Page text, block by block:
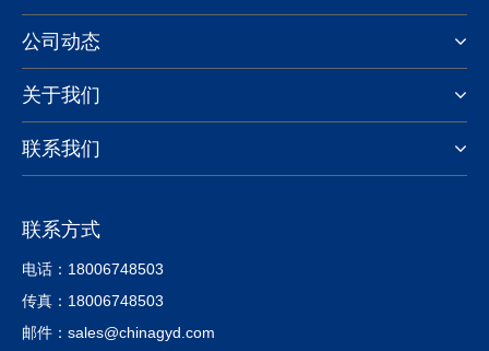
公司动态
关于我们
联系我们
联系方式
电话：18006748503
传真：18006748503
邮件：sales@chinagyd.com